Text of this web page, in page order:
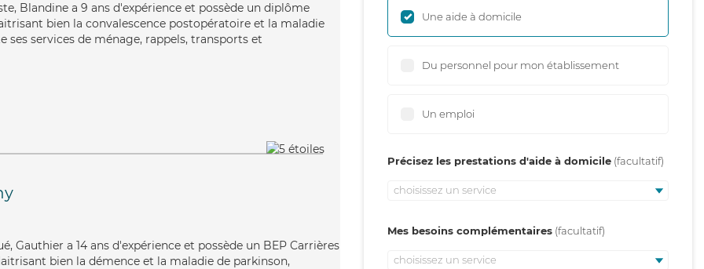
Blandine a 9 ans d'expérience et possède un diplôme
bien la convalescence postopératoire et la maladie
ses services de ménage, rappels, transports et
Gauthier a 14 ans d'expérience et possède un BEP Carrières
bien la démence et la maladie de parkinson,
Une aide à domicile
Du personnel pour mon établissement
Un emploi
Précisez les prestations d'aide à domicile
choisissez un service
Mes besoins complémentaires
choisissez un service